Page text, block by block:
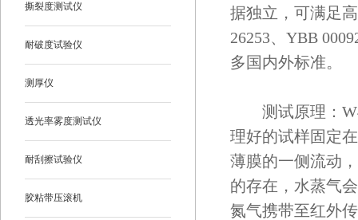
撕裂度测试仪
耐破度试验仪
测厚仪
透光率雾度测试仪
耐刮擦试验仪
胶粘带压滚机
据独立，可满足
26253、YBB
多国内外标准。
测试原理：
理好的试样固定
薄膜的一侧流动
的存在，水蒸气
氮气携带至红外